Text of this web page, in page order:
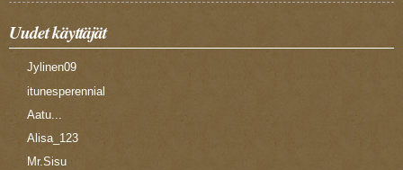
Uudet käyttäjät
Jylinen09
itunesperennial
Aatu...
Alisa_123
Mr.Sisu